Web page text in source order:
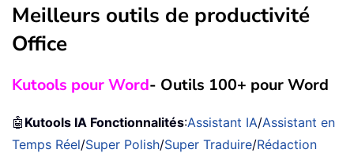
Meilleurs outils de productivité
Office
Kutools pour Word- Outils 100+ pour Word
🤖 Kutools IA Fonctionnalités:Assistant IA/Assistant en
Temps Réel/Super Polish/Super Traduire/Rédaction